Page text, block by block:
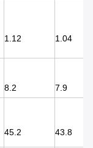
1.12 1.04
8.2 7.9
45.2 43.8